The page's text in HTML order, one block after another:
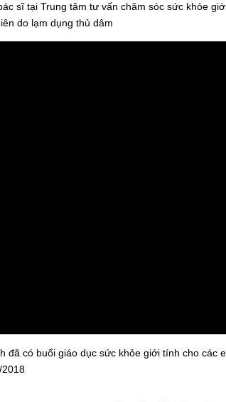
sĩ tại Trung tâm tư vấn chăm sóc sức khỏe
do lạm dụng thủ dâm
đã có buổi giáo dục sức khỏe giới tính cho các
2018